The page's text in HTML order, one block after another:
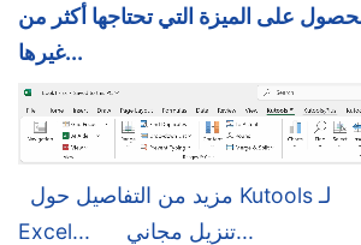
على الميزة التي تحتاجها أكثر من
غيرها...
مزيد من التفاصيل حول Kutools لـ
Excel...
تنزيل مجاني...